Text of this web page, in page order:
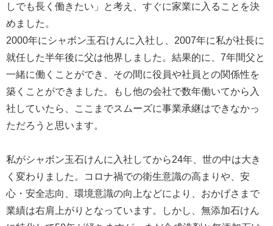
しでも長く働きたい」と考え、すぐに家業に入ることを決
めました。
2000年にシャボン玉石けんに入社し、2007年に私が社長に
就任した半年後に父は他界しました。結果的に、7年間父と
一緒に働くことができ、その間に役員や社員との関係性を
築くことができました。もし他の会社で数年働いてから入
社していたら、ここまでスムーズに事業承継はできなかっ
ただろうと思います。
私がシャボン玉石けんに入社してから24年、世の中は大き
く変わりました。コロナ禍での衛生意識の高まりや、安
心・安全志向、環境意識の向上などにより、おかげさまで
業績は右肩上がりとなっています。しかし、無添加石けん